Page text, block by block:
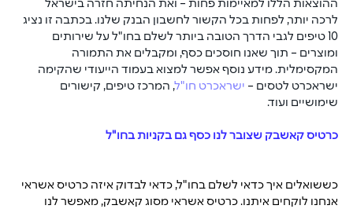
ההוצאות הללו למאיימות פחות – ואת הנחיתה חזרה בישראל
לרכה יותר, לפחות בכל הקשור לחשבון הבנק שלנו. בכתבה זו נציג
10 טיפים לגבי הדרך הטובה ביותר לשלם בחו"ל על שירותים
ומוצרים – תוך שאנו חוסכים כסף, ומקבלים את התמורה
המקסימלית. מידע נוסף אפשר למצוא בעמוד הייעודי שהקימה
ישראכרט לטסים – ישראכרט חו"ל, המרכז טיפים, קישורים
שימושיים ועוד.
כרטיס קאשבק שצובר לנו כסף גם בקניות בחו"ל
כששואלים איך כדאי לשלם בחו"ל, כדאי לבדוק איזה כרטיס אשראי
אנחנו לוקחים איתנו. כרטיס אשראי מסוג קאשבק, מאפשר לנו